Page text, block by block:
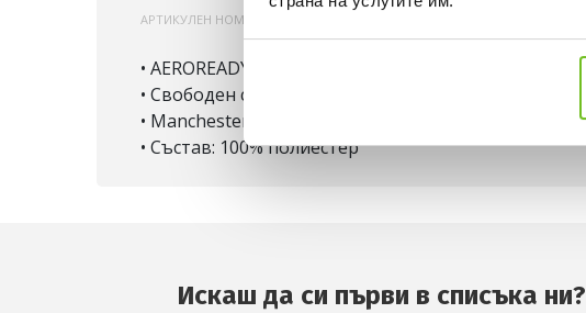
АРТИКУЛЕН НОМЕР:
• AEROREADY – изпарява влагата за повече комфорт
• Свободен силует
• Manchester United лого
• Състав: 100% полиестер
Искаш да си първи в списъка ни?